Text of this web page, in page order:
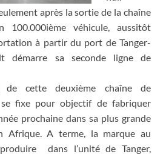
après la sortie de la chaîne
100.000ième véhicule, aussitôt
à partir du port de Tanger-
démarre sa seconde ligne de
de cette deuxième chaîne de
fixe pour objectif de fabriquer
prochaine dans sa plus grande
Afrique. A terme, la marque au
dans l’unité de Tanger,